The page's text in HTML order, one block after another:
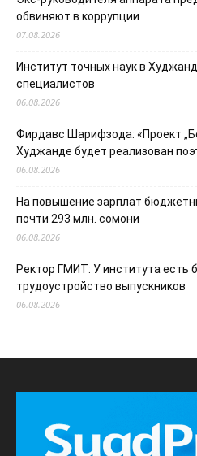
обвиняют в коррупции
07.08.2026
Институт точных наук в
специалистов
06.08.2026
Фирдавс Шарифзода: «Проект
Худжанде будет реализован
06.08.2026
На повышение зарплат
почти 293 млн. сомони
06.08.2026
Ректор ГМИТ: У института есть
трудоустройство выпускников
06.08.2026